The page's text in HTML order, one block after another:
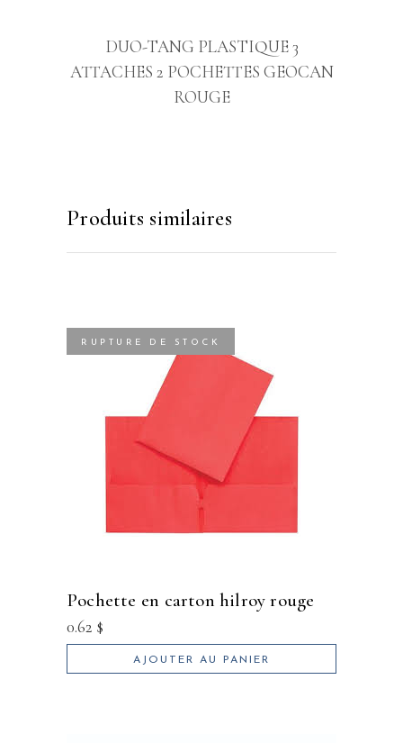
DUO-TANG PLASTIQUE 3
ATTACHES 2 POCHETTES GEOCAN
ROUGE
Produits similaires
RUPTURE DE STOCK
pochette en carton hilroy rouge
0.62 $
AJOUTER AU PANIER